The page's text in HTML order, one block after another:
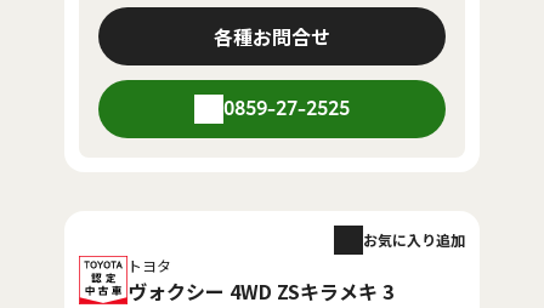
各種お問合せ
0859-27-2525
トヨタ
ヴォクシー 4WD ZSキラメキ 3
お気に入り追加